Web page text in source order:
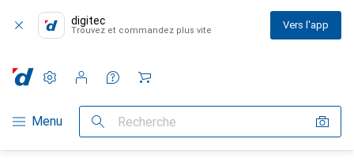
digitec
Trouvez et commandez plus vite Vers l'app
Navigation par catégorie
Menu Recherche
Paramètres
Compte client
Listes de comparaison
Listes d'envies
Panier